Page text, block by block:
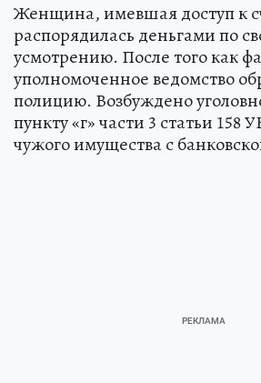
Женщина, имевшая доступ к
распорядилась деньгами по
усмотрению. После того как
уполномоченное ведомство
полицию. Возбуждено
пункту «г» части 3 статьи
чужого имущества с